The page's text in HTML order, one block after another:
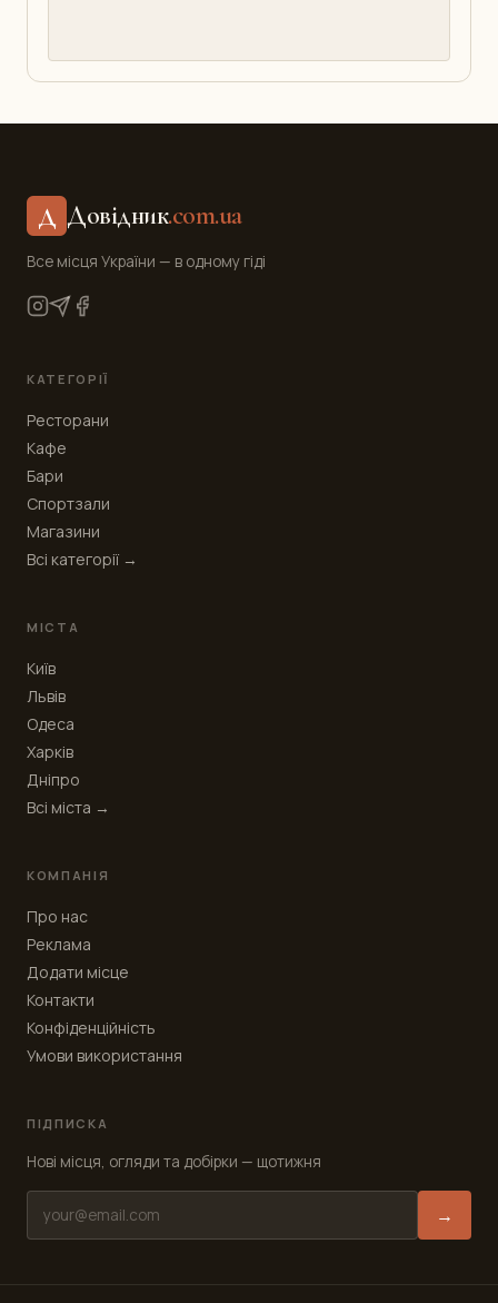
Д Довідник.com.ua
Все місця України — в одному гіді
КАТЕГОРІЇ
Ресторани
Кафе
Бари
Спортзали
Магазини
Всі категорії →
МІСТА
Київ
Львів
Одеса
Харків
Дніпро
Всі міста →
КОМПАНІЯ
Про нас
Реклама
Додати місце
Контакти
Конфіденційність
Умови використання
ПІДПИСКА
Нові місця, огляди та добірки — щотижня
→